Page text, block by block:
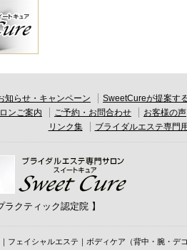
知らせ・キャンペーン
SweetCureが提案す
ンご案内
ご予約・お問合わせ
お客様の声
リンク集
ブライダルエステ専門
ラクティック認定院 】
フェイシャルエステ｜ボディケア（背中・腕・